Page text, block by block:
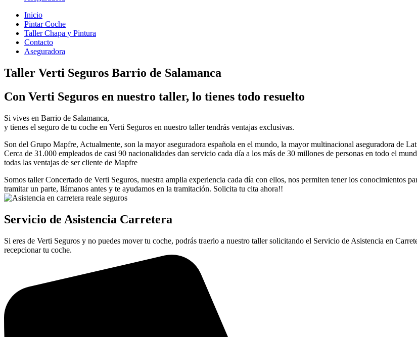
Inicio
Pintar Coche
Taller Chapa y Pintura
Contacto
Aseguradora
Taller Verti Seguros Barrio de Salamanca
Con Verti Seguros en nuestro taller, lo tienes todo resuelto
Si vives en Barrio de Salamanca,
y tienes el seguro de tu coche en Verti Seguros en nuestro taller tendrás ventajas exclusivas.
Son del Grupo Mapfre, Actualmente, son la mayor aseguradora española en el mundo, la mayor multinacional aseguradora de
Cerca de 31.000 empleados de casi 90 nacionalidades dan servicio cada día a los más de 30 millones de personas en todo el
todas las ventajas de ser cliente de Mapfre
Somos taller Concertado de Verti Seguros, nuestra amplia experiencia cada día con ellos, nos permiten tener los conocimientos
tramitar un parte, llámanos antes y te ayudamos en la tramitación. Solicita tu cita ahora!!
Servicio de Asistencia Carretera
Si eres de Verti Seguros y no puedes mover tu coche, podrás traerlo a nuestro taller solicitando el Servicio de Asistencia en
recepcionar tu coche.